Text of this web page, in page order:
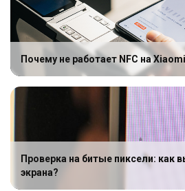
Почему не работает NFC на
Проверка на битые пиксели: как
экрана?